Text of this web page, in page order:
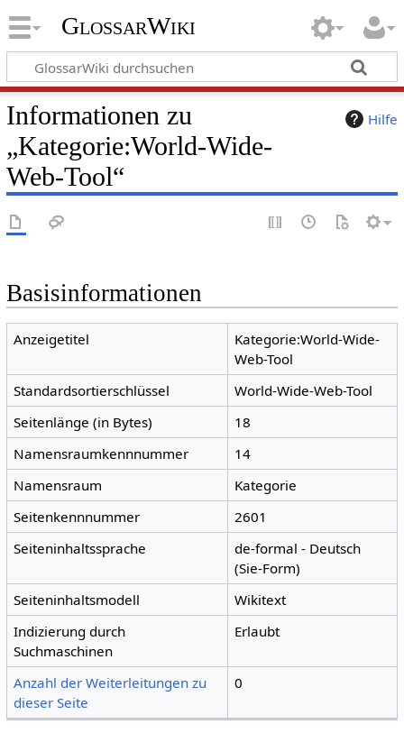
GlossarWiki
Hilfe
Informationen zu
„Kategorie:World-Wide-
Web-Tool“
Basisinformationen
Anzeigetitel
Kategorie:World-Wide-
Web-Tool
Standardsortierschlüssel
World-Wide-Web-Tool
Seitenlänge (in Bytes)
18
Namensraumkennnummer
14
Namensraum
Kategorie
Seitenkennnummer
2601
Seiteninhaltssprache
de-formal - Deutsch
(Sie-Form)
Seiteninhaltsmodell
Wikitext
Indizierung durch
Suchmaschinen
Erlaubt
Anzahl der Weiterleitungen zu
dieser Seite
0